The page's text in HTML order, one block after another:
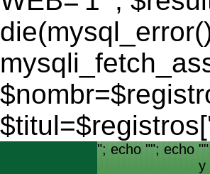
"; echo ""; echo
y